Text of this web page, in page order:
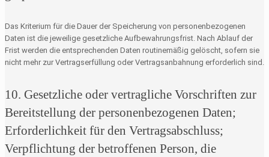
Das Kriterium für die Dauer der Speicherung von personenbezogenen
Daten ist die jeweilige gesetzliche Aufbewahrungsfrist. Nach Ablauf der
Frist werden die entsprechenden Daten routinemäßig gelöscht, sofern sie
nicht mehr zur Vertragserfüllung oder Vertragsanbahnung erforderlich sind.
10. Gesetzliche oder vertragliche Vorschriften zur
Bereitstellung der personenbezogenen Daten;
Erforderlichkeit für den Vertragsabschluss;
Verpflichtung der betroffenen Person, die